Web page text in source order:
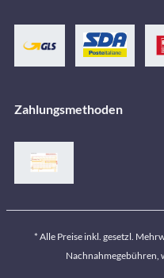
Zahlungsmethoden
* Alle Preise inkl. gesetzl.
Nachnahmegebühren,